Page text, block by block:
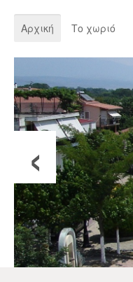
Αρχική Το χωριό
‹